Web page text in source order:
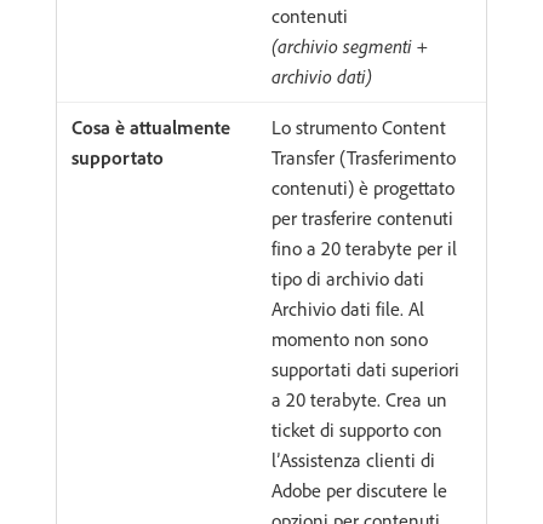
contenuti
(archivio segmenti +
archivio dati)
Lo strumento Content
Transfer (Trasferimento
contenuti) è progettato
per trasferire contenuti
fino a 20 terabyte per il
tipo di archivio dati
Archivio dati file. Al
momento non sono
supportati dati superiori
a 20 terabyte. Crea un
ticket di supporto con
l’Assistenza clienti di
Adobe per discutere le